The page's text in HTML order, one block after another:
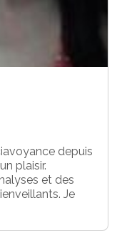
depuis
plaisir.
et des
Je